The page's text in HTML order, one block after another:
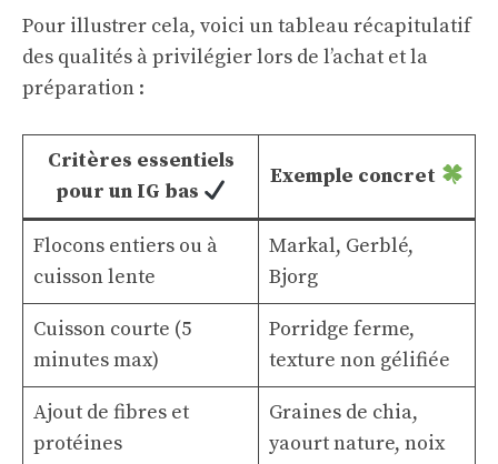
Pour illustrer cela, voici un tableau récapitulatif
des qualités à privilégier lors de l’achat et la
préparation :
Critères essentiels
pour un IG bas
Exemple concret
Flocons entiers ou à
cuisson lente
Markal, Gerblé,
Bjorg
Cuisson courte (5
minutes max)
Porridge ferme,
texture non gélifiée
Ajout de fibres et
protéines
Graines de chia,
yaourt nature, noix